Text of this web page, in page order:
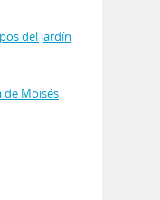
del jardín
de Moisés